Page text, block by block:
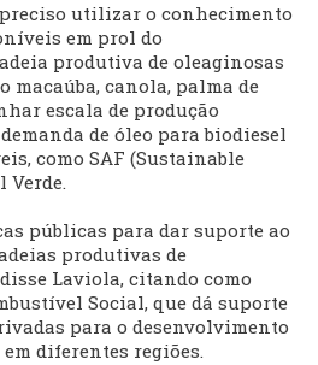
preciso utilizar o conhecimento
em prol do
produtiva de oleaginosas
macaúba, canola, palma de
escala de produção
de óleo para biodiesel
como SAF (Sustainable
Verde.
públicas para dar suporte ao
produtivas de
Laviola, citando como
Social, que dá suporte
para o desenvolvimento
diferentes regiões.